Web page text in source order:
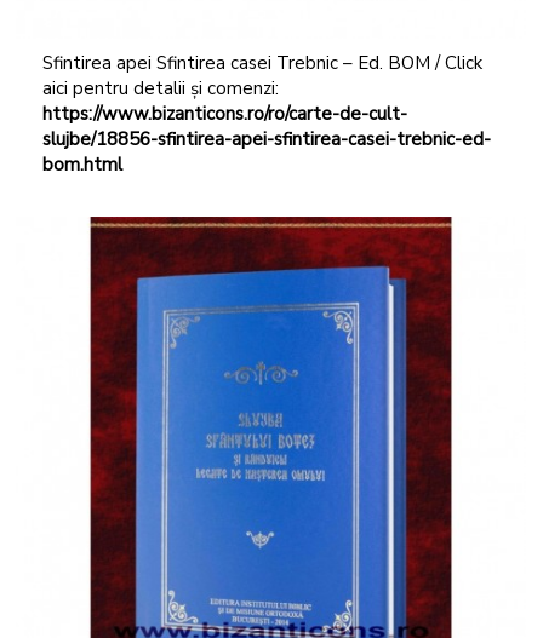
Sfintirea apei Sfintirea casei Trebnic – Ed. BOM / Click
aici pentru detalii și comenzi:
https://www.bizanticons.ro/ro/carte-de-cult-
slujbe/18856-sfintirea-apei-sfintirea-casei-trebnic-ed-
bom.html